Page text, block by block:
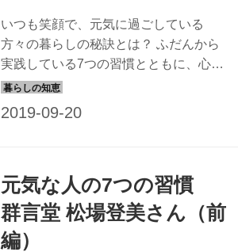
いつも笑顔で、元気に過ごしている
方々の暮らしの秘訣とは？ ふだんから
実践している7つの習慣とともに、心と
体の整え方を伺いました。今回は、洋
場さんの一日の時間割 群言堂 松場登美
さんの7つの習慣（4〜7） 4 チクチク、
刺し子で暮らしを整える 着古した浴衣
に刺し子をして雑巾に。道具のカバー
元気な人の7つの習慣
群言堂 松場登美さん（前
編）